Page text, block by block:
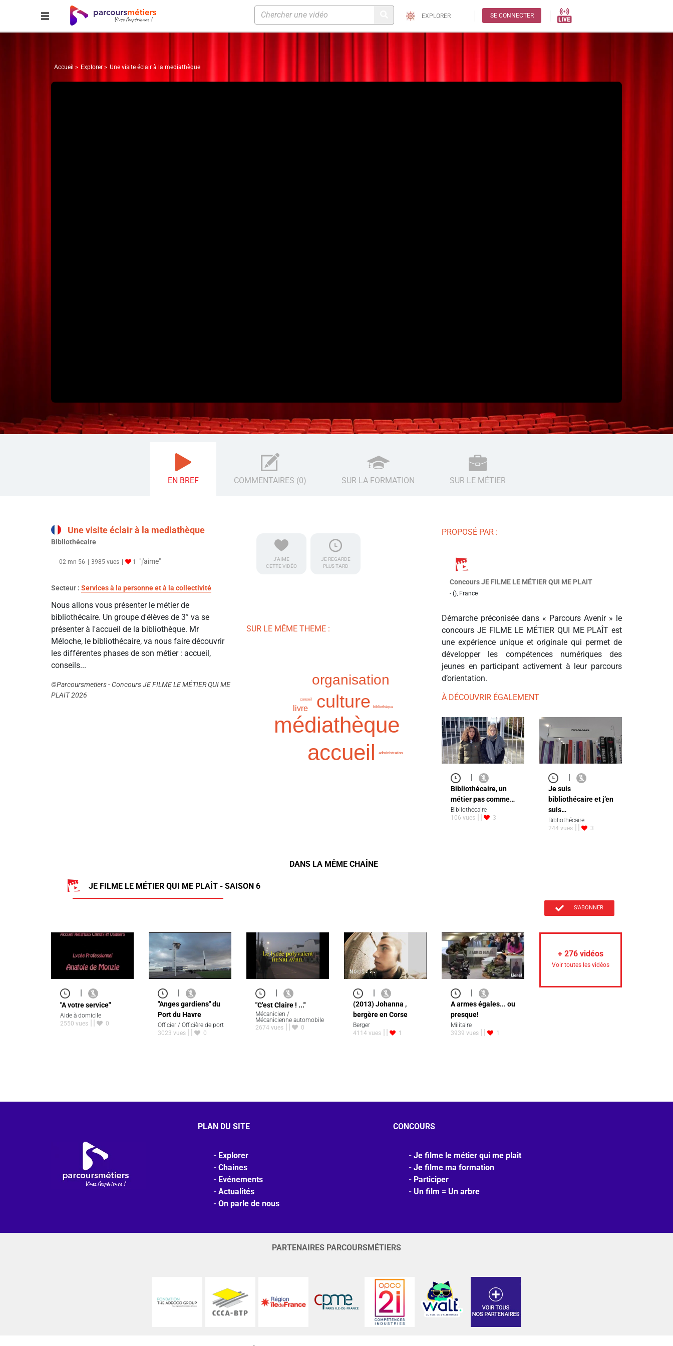
EXPLORER SE CONNECTER
Accueil Explorer Une visite éclair à la mediathèque
EN BREF COMMENTAIRES (0) SUR LA FORMATION SUR LE MÉTIER
Une visite éclair à la mediathèque
Bibliothécaire
02 mn 56 3985 vues 1 "j'aime"
Secteur : Services à la personne et à la collectivité
Nous allons vous présenter le métier de
bibliothécaire. Un groupe d'élèves de 3° va se
présenter à l'accueil de la bibliothèque. Mr
Méloche, le bibliothécaire, va nous faire découvrir
les différentes phases de son métier : accueil,
conseils...
©Parcoursmetiers - Concours JE FILME LE MÉTIER QUI ME
PLAIT 2026
J'AIME
CETTE VIDÉO
JE REGARDE
PLUS TARD
SUR LE MÊME THEME :
médiathèque
accueil
culture
organisation
livre bibliothèque
conseil
administration
PROPOSÉ PAR :
Concours JE FILME LE MÉTIER QUI ME PLAIT
- (), France
Démarche préconisée dans « Parcours Avenir » le
concours JE FILME LE MÉTIER QUI ME PLAÎT est
une expérience unique et originale qui permet de
développer les compétences numériques des
jeunes en participant activement à leur parcours
d’orientation.
À DÉCOUVRIR ÉGALEMENT
Bibliothécaire, un
métier pas comme…
Bibliothécaire
106 vues
3
Je suis
bibliothécaire et j’en
suis…
Bibliothécaire
244 vues
3
DANS LA MÊME CHAÎNE
JE FILME LE MÉTIER QUI ME PLAÎT - SAISON 6
S'ABONNER
"A votre service"
Aide à domicile
2550 vues
0
"Anges gardiens" du
Port du Havre
Officier / Officière de port
3023 vues
0
"C'est Claire ! ..."
Mécanicien /
Mécanicienne automobile
2674 vues
0
(2013) Johanna ,
bergère en Corse
Berger
4114 vues
1
A armes égales... ou
presque!
Militaire
3939 vues
1
+ 276 vidéos
Voir toutes les vidéos
PLAN DU SITE
Explorer
Chaines
Evénements
Actualités
On parle de nous
CONCOURS
Je filme le métier qui me plait
Je filme ma formation
Participer
Un film = Un arbre
PARTENAIRES PARCOURSMÉTIERS